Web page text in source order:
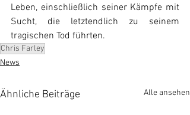
Leben, einschließlich seiner Kämpfe mit
Sucht, die letztendlich zu seinem
tragischen Tod führten.
Chris Farley
News
Ähnliche Beiträge Alle ansehen